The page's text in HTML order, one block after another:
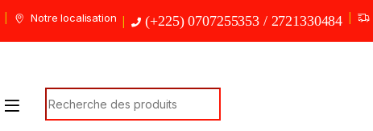
Notre localisation (+225) 0707255353 / 2721330484
Search for: